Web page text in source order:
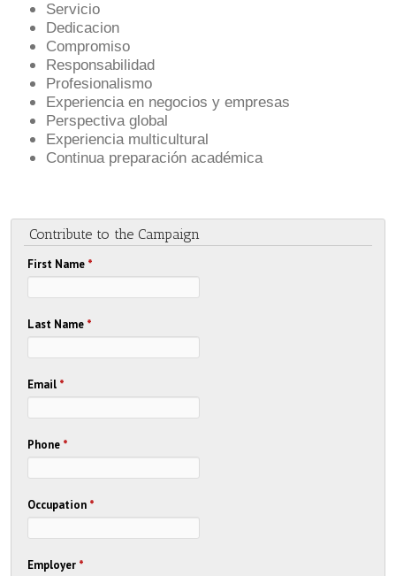
Servicio
Dedicacion
Compromiso
Responsabilidad
Profesionalismo
Experiencia en negocios y empresas
Perspectiva global
Experiencia multicultural
Continua preparación académica
Contribute to the Campaign
First Name *
Last Name *
Email *
Phone *
Occupation *
Employer *